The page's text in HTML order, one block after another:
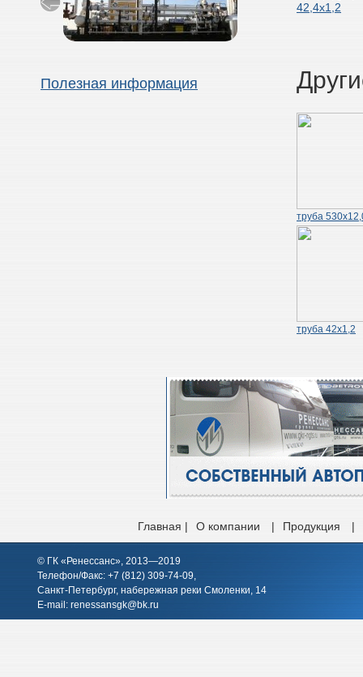
Полезная информация
42,4х1,2
труба
труба 42х1,2
Главная | О компании | Продукция |
© ГК «Ренессанс», 2013—2019
Телефон/Факс: +7 (812) 309-74-09,
Санкт-Петербург, набережная реки Смоленки, 14
E-mail: renessansgk@bk.ru